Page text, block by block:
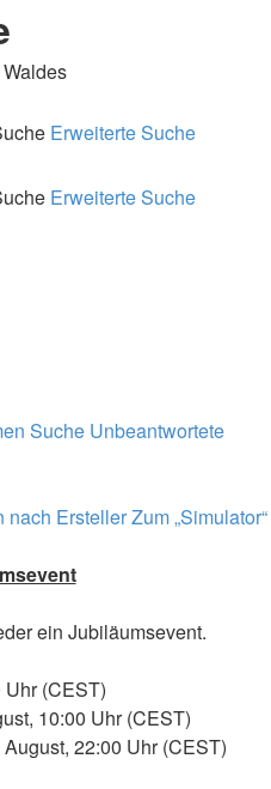
Erweiterte Suche
Erweiterte Suche
Suche Unbeantwortete
nach ErstellerZum „Simulator“
ein Jubiläumsevent.
(CEST)
10:00 Uhr (CEST)
22:00 Uhr (CEST)